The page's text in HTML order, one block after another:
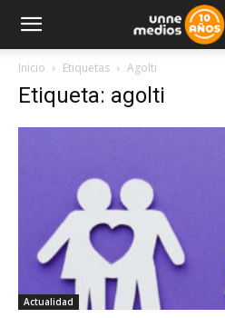
Inicio Etiquetas Agolti
Etiqueta: agolti
Actualidad